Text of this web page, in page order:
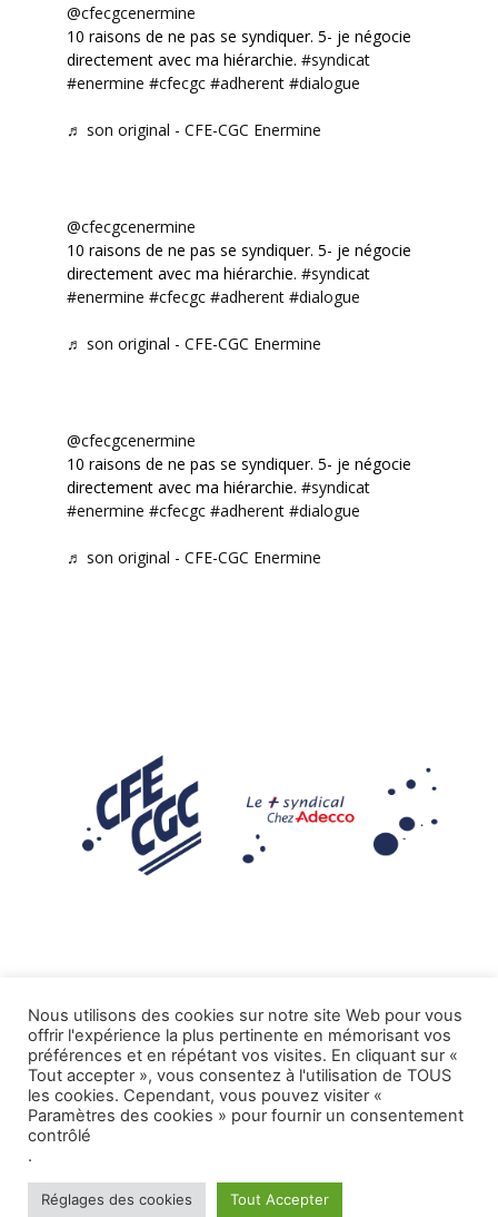
@cfecgcenermine
10 raisons de ne pas se syndiquer. 5- je négocie
directement avec ma hiérarchie. #syndicat
#enermine #cfecgc #adherent #dialogue
♬ son original - CFE-CGC Enermine
@cfecgcenermine
10 raisons de ne pas se syndiquer. 5- je négocie
directement avec ma hiérarchie. #syndicat
#enermine #cfecgc #adherent #dialogue
♬ son original - CFE-CGC Enermine
@cfecgcenermine
10 raisons de ne pas se syndiquer. 5- je négocie
directement avec ma hiérarchie. #syndicat
#enermine #cfecgc #adherent #dialogue
♬ son original - CFE-CGC Enermine
Mentions légales
Tous droits réservés CFE-CGC ADECCO.
Nous utilisons des cookies sur notre site Web pour vous
offrir l'expérience la plus pertinente en mémorisant vos
préférences et en répétant vos visites. En cliquant sur «
Tout accepter », vous consentez à l'utilisation de TOUS
les cookies. Cependant, vous pouvez visiter «
Paramètres des cookies » pour fournir un consentement
contrôlé
.
Réglages des cookies Tout Accepter